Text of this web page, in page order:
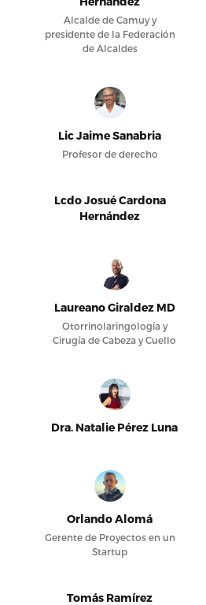
Alcalde de Camuy y
presidente de la Federación
de Alcaldes
Lic Jaime Sanabria
Profesor de derecho
Lcdo Josué Cardona
Hernández
Laureano Giraldez MD
Otorrinolaringología y
Cirugía de Cabeza y Cuello
Dra. Natalie Pérez Luna
Orlando Alomá
Gerente de Proyectos en un
Startup
Tomás Ramírez